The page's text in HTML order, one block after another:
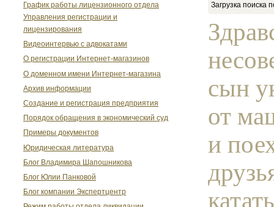
График работы лицензионного отдела
Управления регистрации и
лицензирования
Видеоинтервью с адвокатами
О регистрации Интернет-магазинов
О доменном имени Интернет-магазина
Архив информации
Создание и регистрация предприятия
Порядок обращения в экономический суд
Примеры документов
Юридическая литература
Блог Владимира Шапошникова
Блог Юлии Панковой
Блог компании Экспертцентр
Загрузка поиска
сын
от
и